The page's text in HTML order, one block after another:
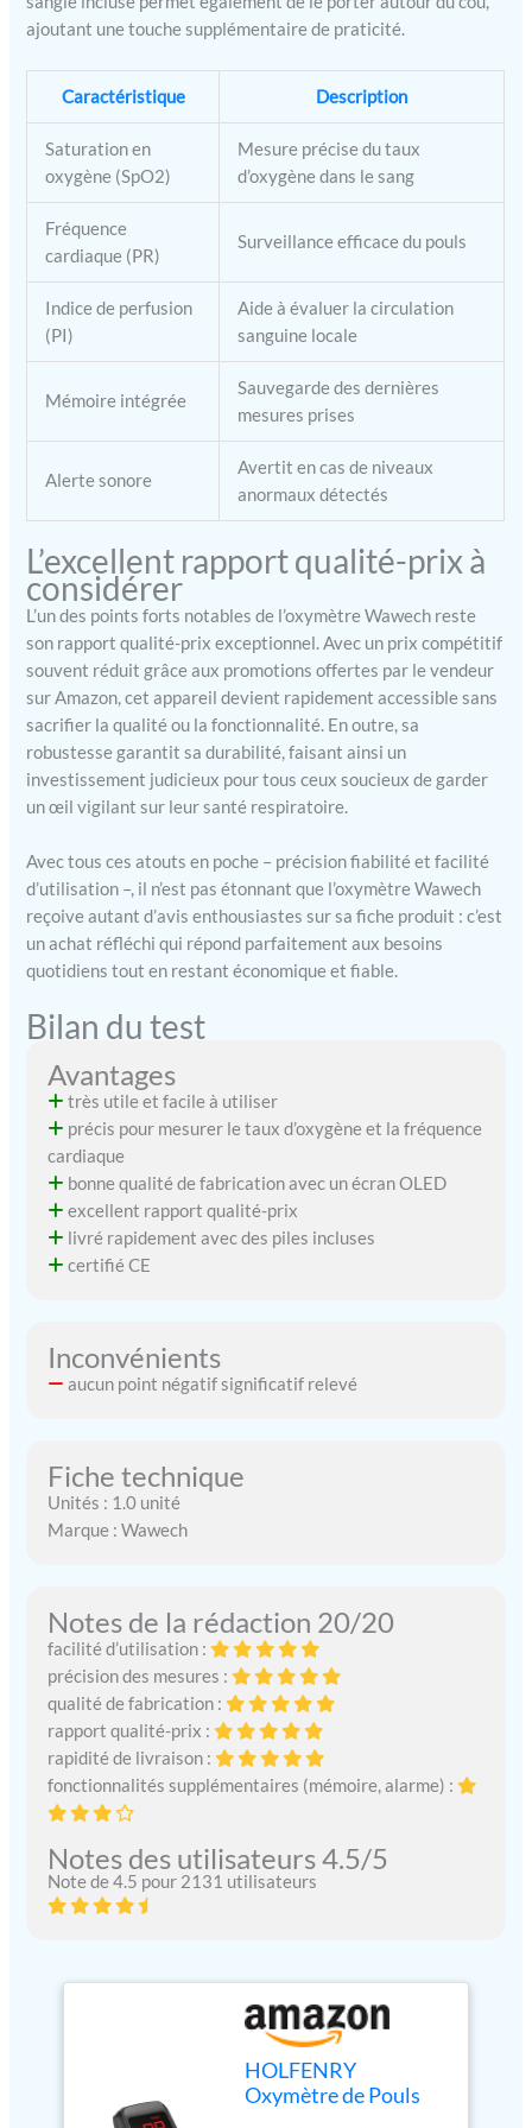
D'APPLICATIONS
Convient aux adultes,
personnes âgées, sportifs.
Idéal pour le suivi à
domicile, le sport, les
voyages en altitude et
l'aviation. Manuel
Allemand, Espagnol,
ajoutant une touche supplémentaire de praticité.
Caractéristique Description
Saturation en
oxygène (SpO2)
Mesure précise du taux
d’oxygène dans le sang
Fréquence
cardiaque (PR)
Surveillance efficace du pouls
Indice de perfusion
(PI)
Aide à évaluer la circulation
sanguine locale
Mémoire intégrée
Sauvegarde des dernières
mesures prises
Alerte sonore
Avertit en cas de niveaux
anormaux détectés
L’excellent rapport qualité-prix à
considérer
L’un des points forts notables de l’oxymètre Wawech reste
son rapport qualité-prix exceptionnel. Avec un prix compétitif
souvent réduit grâce aux promotions offertes par le vendeur
sur Amazon, cet appareil devient rapidement accessible sans
sacrifier la qualité ou la fonctionnalité. En outre, sa
robustesse garantit sa durabilité, faisant ainsi un
investissement judicieux pour tous ceux soucieux de garder
un œil vigilant sur leur santé respiratoire.
Avec tous ces atouts en poche – précision fiabilité et facilité
d’utilisation –, il n’est pas étonnant que l’oxymètre Wawech
reçoive autant d’avis enthousiastes sur sa fiche produit : c’est
un achat réfléchi qui répond parfaitement aux besoins
quotidiens tout en restant économique et fiable.
Bilan du test
Avantages
très utile et facile à utiliser
précis pour mesurer le taux d’oxygène et la fréquence
cardiaque
bonne qualité de fabrication avec un écran OLED
excellent rapport qualité-prix
livré rapidement avec des piles incluses
certifié CE
Inconvénients
aucun point négatif significatif relevé
Fiche technique
Unités : 1.0 unité
Marque : Wawech
Notes de la rédaction 20/20
facilité d’utilisation :
précision des mesures :
qualité de fabrication :
rapport qualité-prix :
rapidité de livraison :
fonctionnalités supplémentaires (mémoire, alarme) :
Notes des utilisateurs 4.5/5
Note de 4.5 pour 2131 utilisateurs
HOLFENRY
Oxymètre de Pouls